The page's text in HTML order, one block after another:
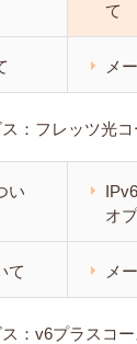
て
メ
：フレッツ光コ
い
オ
て メ
：v6プラスコー